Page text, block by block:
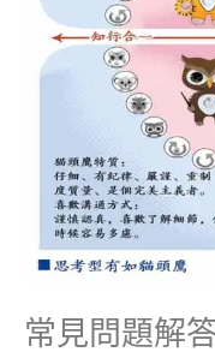
常見問題解